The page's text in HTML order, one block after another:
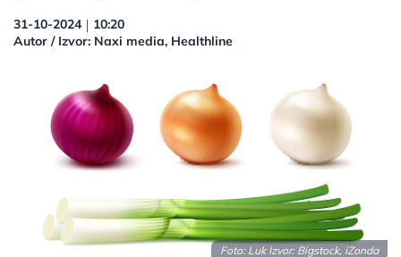
31-10-2024 | 10:20
Autor / Izvor: Naxi media, Healthline
Foto: Luk Izvor: Bigstock, iZonda